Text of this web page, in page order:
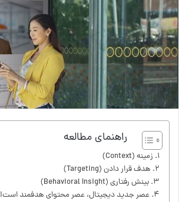
راهنمای مطالعه
زمینه (Context)
هدف قرار دادن (Targeting)
بینش رفتاری (Behavioral Insight)
عصر جدید دیجیتال، عصر محتوای هدفمند است!